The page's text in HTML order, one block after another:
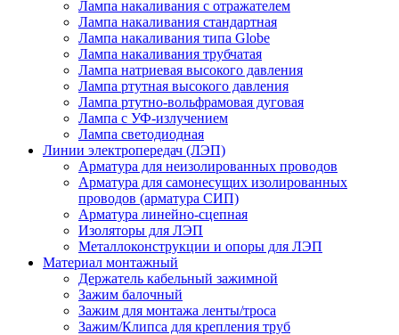
Лампа накаливания с отражателем
Лампа накаливания стандартная
Лампа накаливания типа Globe
Лампа накаливания трубчатая
Лампа натриевая высокого давления
Лампа ртутная высокого давления
Лампа ртутно-вольфрамовая дуговая
Лампа с УФ-излучением
Лампа светодиодная
Линии электропередач (ЛЭП)
Арматура для неизолированных проводов
Арматура для самонесущих изолированных
проводов (арматура СИП)
Арматура линейно-сцепная
Изоляторы для ЛЭП
Металлоконструкции и опоры для ЛЭП
Материал монтажный
Держатель кабельный зажимной
Зажим балочный
Зажим для монтажа ленты/троса
Зажим/Клипса для крепления труб